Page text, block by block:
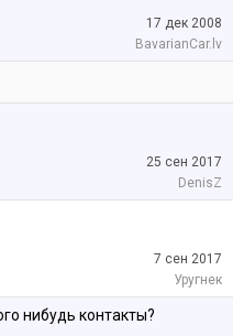
17 дек 2008
BavarianCar.lv
25 сен 2017
DenisZ
7 сен 2017
Уругнек
нибудь контакты?